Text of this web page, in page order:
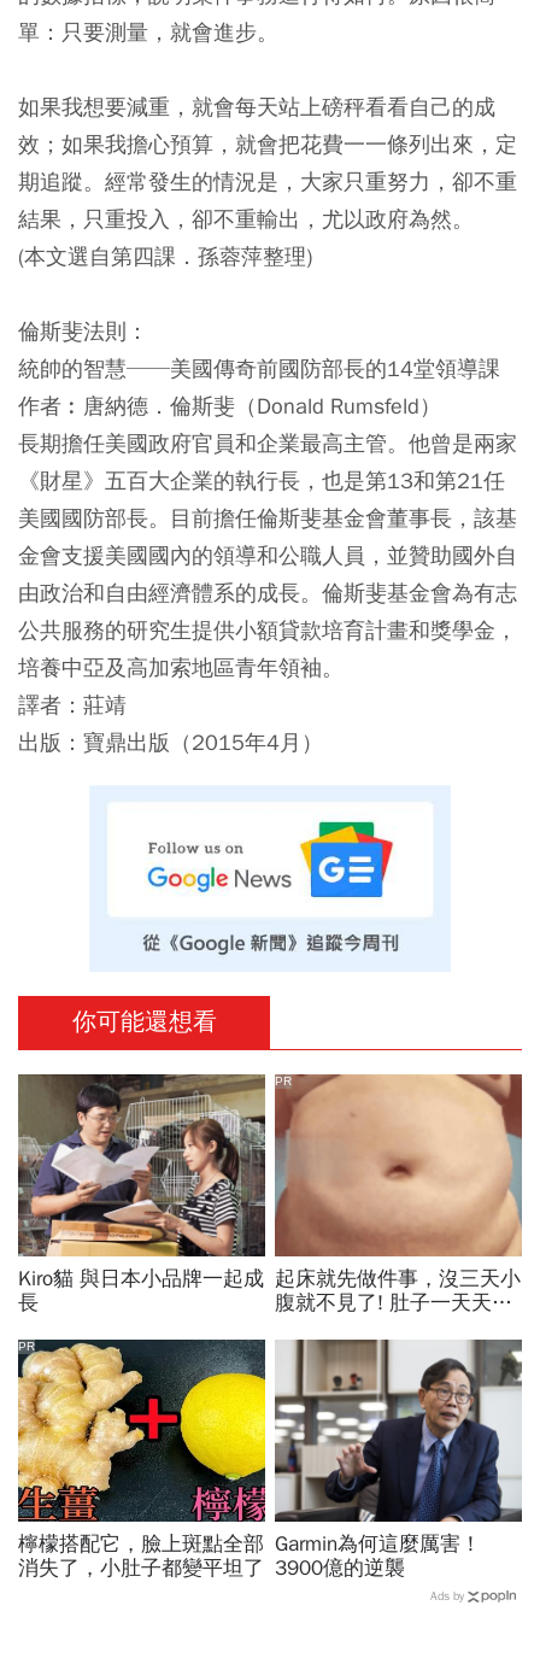
單：只要測量，就會進步。
如果我想要減重，就會每天站上磅秤看看自己的成
效；如果我擔心預算，就會把花費一一條列出來，定
期追蹤。經常發生的情況是，大家只重努力，卻不重
結果，只重投入，卻不重輸出，尤以政府為然。
(本文選自第四課．孫蓉萍整理)
倫斯斐法則：
統帥的智慧──美國傳奇前國防部長的14堂領導課
作者︰唐納德．倫斯斐（Donald Rumsfeld）
長期擔任美國政府官員和企業最高主管。他曾是兩家
《財星》五百大企業的執行長，也是第13和第21任
美國國防部長。目前擔任倫斯斐基金會董事長，該基
金會支援美國國內的領導和公職人員，並贊助國外自
由政治和自由經濟體系的成長。倫斯斐基金會為有志
公共服務的研究生提供小額貸款培育計畫和獎學金，
培養中亞及高加索地區青年領袖。
譯者：莊靖
出版：寶鼎出版（2015年4月）
你可能還想看
Kiro貓 與日本小品牌一起成
長
起床就先做件事，沒三天小
腹就不見了! 肚子一天天變
PR
檸檬搭配它，臉上斑點全部
消失了，小肚子都變平坦了
PR
Garmin為何這麼厲害！
3900億的逆襲
Ads by